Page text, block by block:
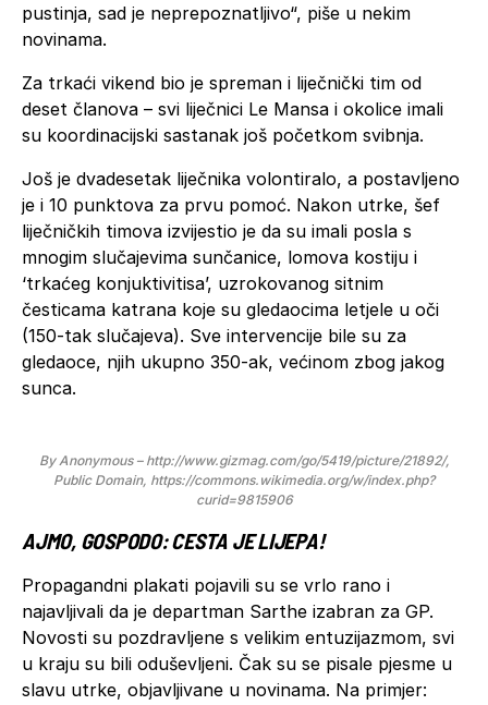
pustinja, sad je neprepoznatljivo“, piše u nekim
novinama.
Za trkaći vikend bio je spreman i liječnički tim od
deset članova – svi liječnici Le Mansa i okolice imali
su koordinacijski sastanak još početkom svibnja.
Još je dvadesetak liječnika volontiralo, a postavljeno
je i 10 punktova za prvu pomoć. Nakon utrke, šef
liječničkih timova izvijestio je da su imali posla s
mnogim slučajevima sunčanice, lomova kostiju i
‘trkaćeg konjuktivitisa’, uzrokovanog sitnim
česticama katrana koje su gledaocima letjele u oči
(150-tak slučajeva). Sve intervencije bile su za
gledaoce, njih ukupno 350-ak, većinom zbog jakog
sunca.
By Anonymous – http://www.gizmag.com/go/5419/picture/21892/,
Public Domain, https://commons.wikimedia.org/w/index.php?
curid=9815906
AJMO, GOSPODO: CESTA JE LIJEPA!
Propagandni plakati pojavili su se vrlo rano i
najavljivali da je departman Sarthe izabran za GP.
Novosti su pozdravljene s velikim entuzijazmom, svi
u kraju su bili oduševljeni. Čak su se pisale pjesme u
slavu utrke, objavljivane u novinama. Na primjer: